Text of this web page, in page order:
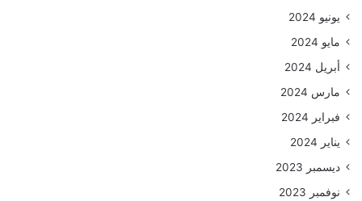
يونيو 2024
مايو 2024
أبريل 2024
مارس 2024
فبراير 2024
يناير 2024
ديسمبر 2023
نوفمبر 2023